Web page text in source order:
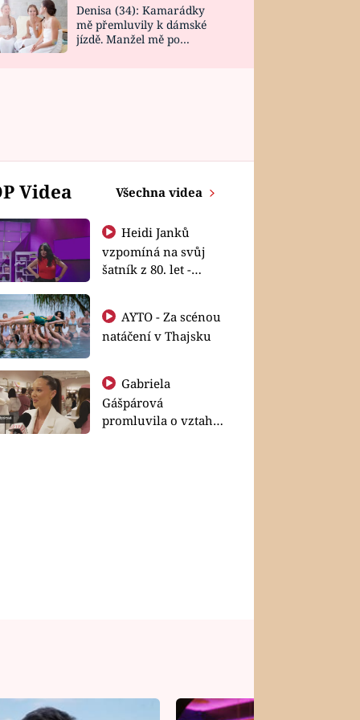
Denisa (34): Kamarádky
mě přemluvily k dámské
jízdě. Manžel mě po
Videa Všechna videa
Heidi Janků
vzpomíná na svůj
šatník z 80. let -
natáčení v Thajsku
Gabriela
Gášpárová
promluvila o vztahu